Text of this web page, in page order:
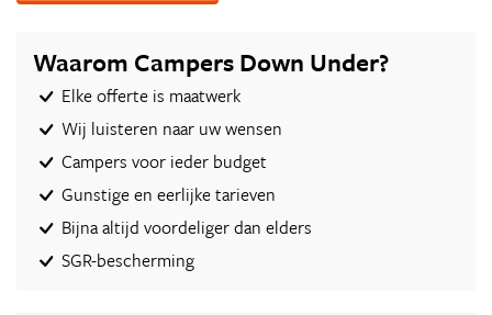
Waarom Campers Down Under?
Elke offerte is maatwerk
Wij luisteren naar uw wensen
Campers voor ieder budget
Gunstige en eerlijke tarieven
Bijna altijd voordeliger dan elders
SGR-bescherming